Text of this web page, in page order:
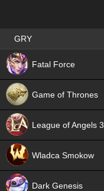
Best RPG games in Poland
GRY
Fatal Force
Game of Thrones
League of Angels 3
Wladca Smokow
Dark Genesis